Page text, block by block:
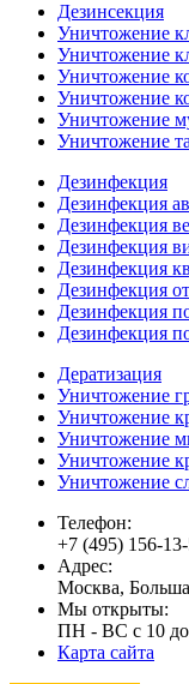
Дезинсекция
Уничтожение
Уничтожение
Уничтожение
Уничтожение
Уничтожение
Уничтожение
Дезинфекция
Дезинфекция
Дезинфекция
Дезинфекция
Дезинфекция
Дезинфекция
Дезинфекция
Дезинфекция
Дератизация
Уничтожение
Уничтожение
Уничтожение
Уничтожение
Уничтожение
Телефон:
+7 (495) 156-
Адрес:
Москва,
Мы открыты:
ПН - ВС с 10 до
Карта сайта